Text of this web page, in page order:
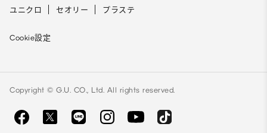
ユニクロ セオリー プラステ
Cookie設定
Copyright © G.U. CO., Ltd. All rights reserved.